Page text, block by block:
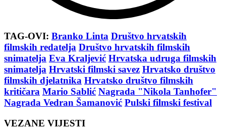
TAG-OVI: Branko Linta Društvo hrvatskih
filmskih redatelja Društvo hrvatskih filmskih
snimatelja Eva Kraljević Hrvatska udruga filmskih
snimatelja Hrvatski filmski savez Hrvatsko društvo
filmskih djelatnika Hrvatsko društvo filmskih
kritičara Mario Sablić Nagrada "Nikola Tanhofer"
Nagrada Vedran Šamanović Pulski filmski festival
VEZANE VIJESTI